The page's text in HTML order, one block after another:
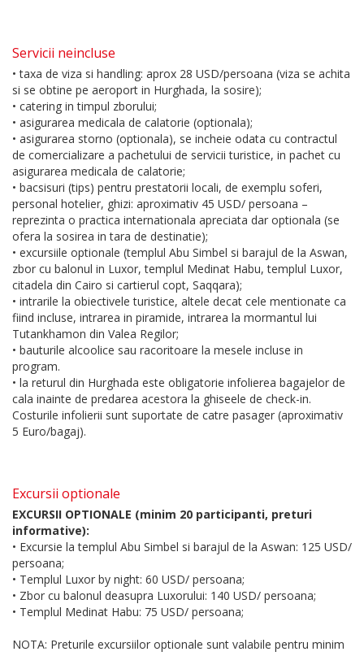
Servicii neincluse
• taxa de viza si handling: aprox 28 USD/persoana (viza se achita
si se obtine pe aeroport in Hurghada, la sosire);
• catering in timpul zborului;
• asigurarea medicala de calatorie (optionala);
• asigurarea storno (optionala), se incheie odata cu contractul
de comercializare a pachetului de servicii turistice, in pachet cu
asigurarea medicala de calatorie;
• bacsisuri (tips) pentru prestatorii locali, de exemplu soferi,
personal hotelier, ghizi: aproximativ 45 USD/ persoana –
reprezinta o practica internationala apreciata dar optionala (se
ofera la sosirea in tara de destinatie);
• excursiile optionale (templul Abu Simbel si barajul de la Aswan,
zbor cu balonul in Luxor, templul Medinat Habu, templul Luxor,
citadela din Cairo si cartierul copt, Saqqara);
• intrarile la obiectivele turistice, altele decat cele mentionate ca
fiind incluse, intrarea in piramide, intrarea la mormantul lui
Tutankhamon din Valea Regilor;
• bauturile alcoolice sau racoritoare la mesele incluse in
program.
• la returul din Hurghada este obligatorie infolierea bagajelor de
cala inainte de predarea acestora la ghiseele de check-in.
Costurile infolierii sunt suportate de catre pasager (aproximativ
5 Euro/bagaj).
Excursii optionale
EXCURSII OPTIONALE (minim 20 participanti, preturi
informative):
• Excursie la templul Abu Simbel si barajul de la Aswan: 125 USD/
persoana;
• Templul Luxor by night: 60 USD/ persoana;
• Zbor cu balonul deasupra Luxorului: 140 USD/ persoana;
• Templul Medinat Habu: 75 USD/ persoana;
NOTA: Preturile excursiilor optionale sunt valabile pentru minim